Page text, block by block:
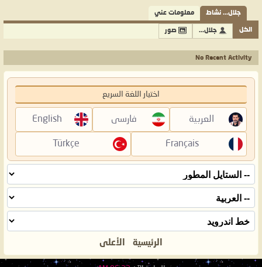
جلال... نشاط معلومات عني
الكل جلال... صور
No Recent Activity
اختيار اللغة السريع
العربية فارسی English
Français
Türkçe
الرئيسية الأعلى